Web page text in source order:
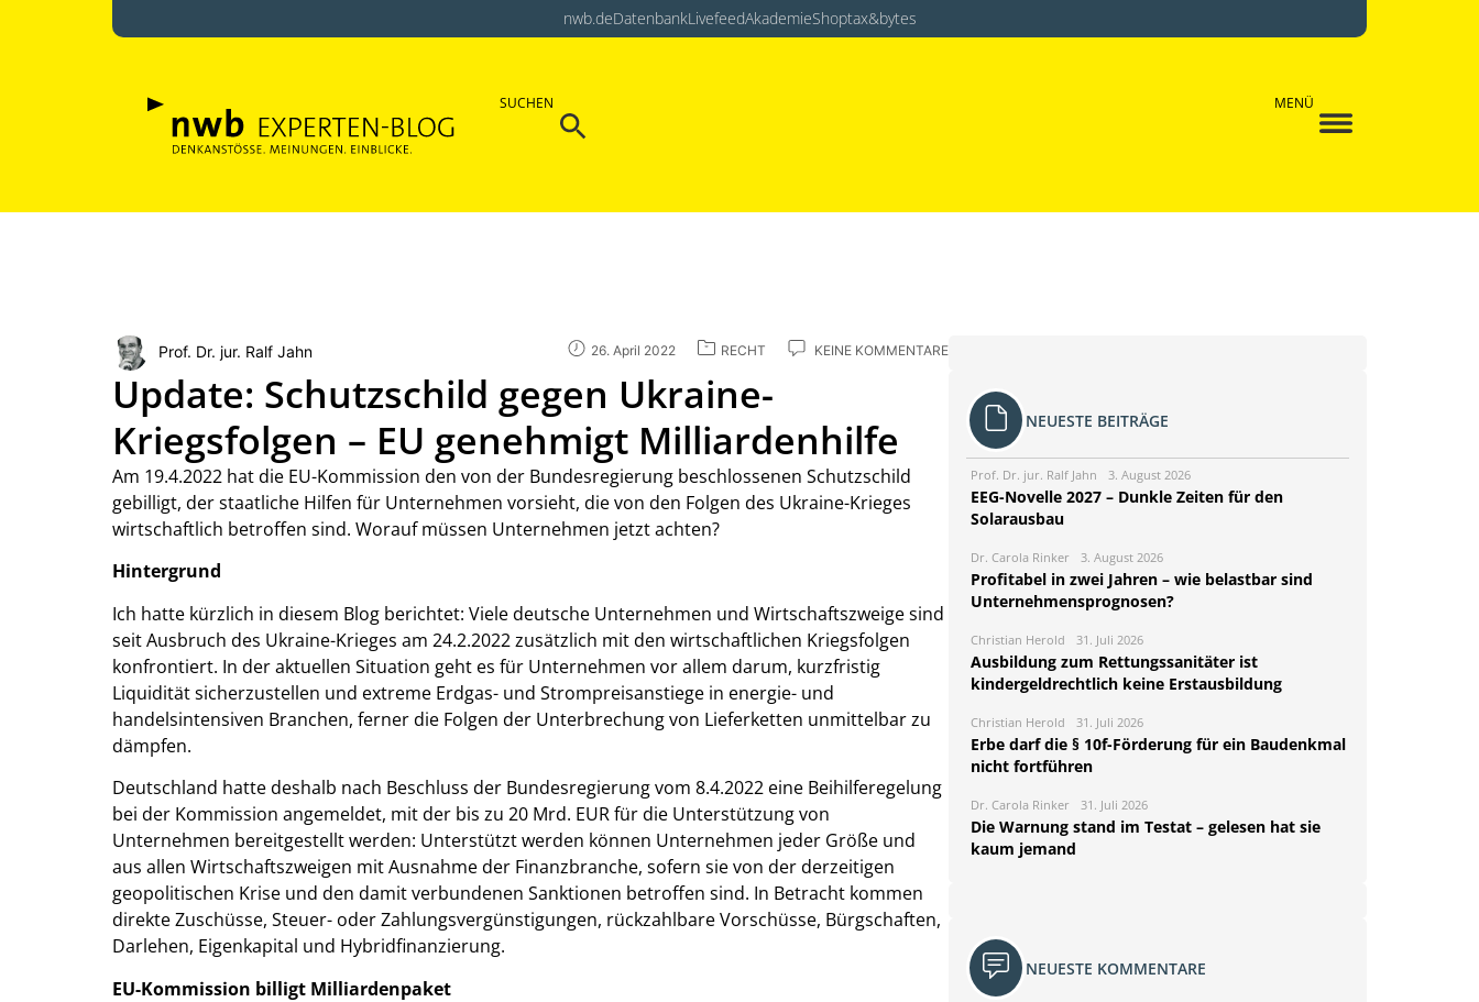
nwb.deDatenbankLivefeedAkademieShoptax&bytes
SUCHEN
Search
MENÜ
Prof. Dr. jur. Ralf Jahn 26. April 2022 RECHT KEINE KOMMENTARE
Update: Schutzschild gegen Ukraine-
Kriegsfolgen – EU genehmigt Milliardenhilfe
Am 19.4.2022 hat die EU-Kommission den von der Bundesregierung beschlossenen Schutzschild
gebilligt, der staatliche Hilfen für Unternehmen vorsieht, die von den Folgen des Ukraine-Krieges
wirtschaftlich betroffen sind. Worauf müssen Unternehmen jetzt achten?
Hintergrund
Ich hatte kürzlich in diesem Blog berichtet: Viele deutsche Unternehmen und Wirtschaftszweige sind
seit Ausbruch des Ukraine-Krieges am 24.2.2022 zusätzlich mit den wirtschaftlichen Kriegsfolgen
konfrontiert. In der aktuellen Situation geht es für Unternehmen vor allem darum, kurzfristig
Liquidität sicherzustellen und extreme Erdgas- und Strompreisanstiege in energie- und
handelsintensiven Branchen, ferner die Folgen der Unterbrechung von Lieferketten unmittelbar zu
dämpfen.
Deutschland hatte deshalb nach Beschluss der Bundesregierung vom 8.4.2022 eine Beihilferegelung
bei der Kommission angemeldet, mit der bis zu 20 Mrd. EUR für die Unterstützung von
Unternehmen bereitgestellt werden: Unterstützt werden können Unternehmen jeder Größe und
aus allen Wirtschaftszweigen mit Ausnahme der Finanzbranche, sofern sie von der derzeitigen
geopolitischen Krise und den damit verbundenen Sanktionen betroffen sind. In Betracht kommen
direkte Zuschüsse, Steuer- oder Zahlungsvergünstigungen, rückzahlbare Vorschüsse, Bürgschaften,
Darlehen, Eigenkapital und Hybridfinanzierung.
EU-Kommission billigt Milliardenpaket
NEUESTE BEITRÄGE
Prof. Dr. jur. Ralf Jahn 3. August 2026
EEG-Novelle 2027 – Dunkle Zeiten für den
Solarausbau
Dr. Carola Rinker 3. August 2026
Profitabel in zwei Jahren – wie belastbar sind
Unternehmensprognosen?
Christian Herold 31. Juli 2026
Ausbildung zum Rettungssanitäter ist
kindergeldrechtlich keine Erstausbildung
Christian Herold 31. Juli 2026
Erbe darf die § 10f-Förderung für ein Baudenkmal
nicht fortführen
Dr. Carola Rinker 31. Juli 2026
Die Warnung stand im Testat – gelesen hat sie
kaum jemand
NEUESTE KOMMENTARE